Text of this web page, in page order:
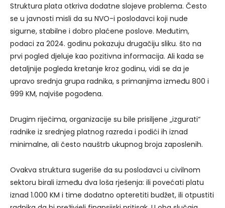
Struktura plata otkriva dodatne slojeve problema. Često
se u javnosti misli da su NVO-i poslodavci koji nude
sigurne, stabilne i dobro plaćene poslove. Međutim,
podaci za 2024. godinu pokazuju drugačiju sliku. što na
prvi pogled djeluje kao pozitivna informacija. Ali kada se
detaljnije pogleda kretanje kroz godinu, vidi se da je
upravo srednja grupa radnika, s primanjima između 800 i
999 KM, najviše pogođena.
Drugim riječima, organizacije su bile prisiljene „izgurati“
radnike iz srednjeg platnog razreda i podići ih iznad
minimalne, ali često nauštrb ukupnog broja zaposlenih.
Ovakva struktura sugeriše da su poslodavci u civilnom
sektoru birali između dva loša rješenja: ili povećati platu
iznad 1.000 KM i time dodatno opteretiti budžet, ili otpustiti